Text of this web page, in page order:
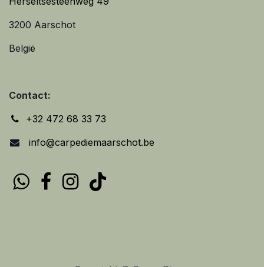
3200 Aarschot
België
Contact:
+32 472 68 33 73
info@carpediemaarschot.be